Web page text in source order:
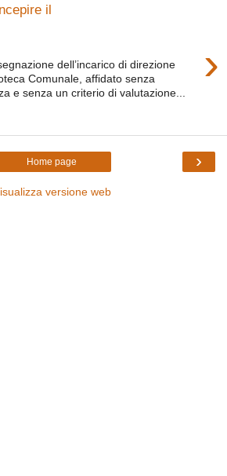
il
›
dell’incarico di direzione
Comunale, affidato senza
e senza un criterio di valutazione...
›
Home page
versione web